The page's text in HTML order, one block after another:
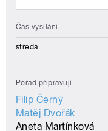
Čas vysílání
středa
Pořad připravují
Filip Černý
Matěj Dvořák
Aneta Martínková